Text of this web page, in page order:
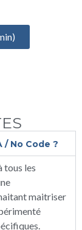
/ No Code ?
tous les
maitriser